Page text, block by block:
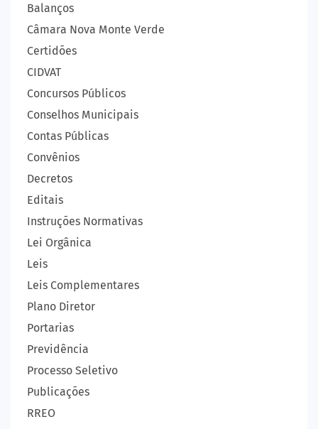
Balanços
Câmara Nova Monte Verde
Certidões
CIDVAT
Concursos Públicos
Conselhos Municipais
Contas Públicas
Convênios
Decretos
Editais
Instruções Normativas
Lei Orgânica
Leis
Leis Complementares
Plano Diretor
Portarias
Previdência
Processo Seletivo
Publicações
RREO